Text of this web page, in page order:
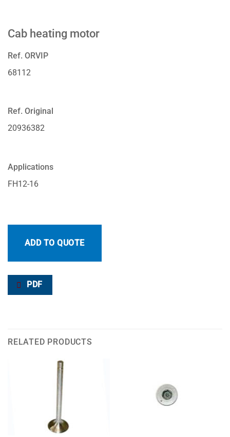
Cab heating motor
Ref. ORVIP
68112
Ref. Original
20936382
Applications
FH12-16
ADD TO QUOTE
PDF
RELATED PRODUCTS